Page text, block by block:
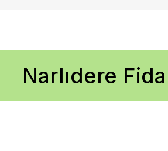
Narlıdere